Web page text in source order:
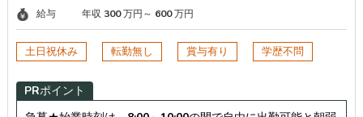
給与 年収 300 万円～ 600 万円
土日祝休み 転勤無し 賞与有り 学歴不問
PRポイント